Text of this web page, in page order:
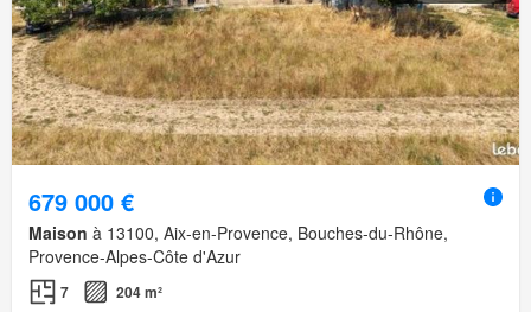
679 000 €
Maison à 13100, Aix-en-Provence, Bouches-du-Rhône,
Provence-Alpes-Côte d'Azur
7
204 m²